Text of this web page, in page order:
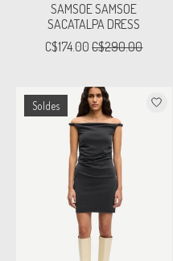
SAMSOE SAMSOE
SACATALPA DRESS
C$174.00 C$290.00
Soldes